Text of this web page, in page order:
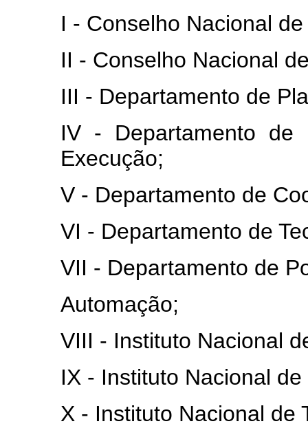
I - Conselho Nacional
II - Conselho Nacional
III - Departamento de
IV - Departamento de
Execução;
V - Departamento de
VI - Departamento de
VII - Departamento de
Automação;
VIII - Instituto Nacional
IX - Instituto Nacional
X - Instituto Nacional de